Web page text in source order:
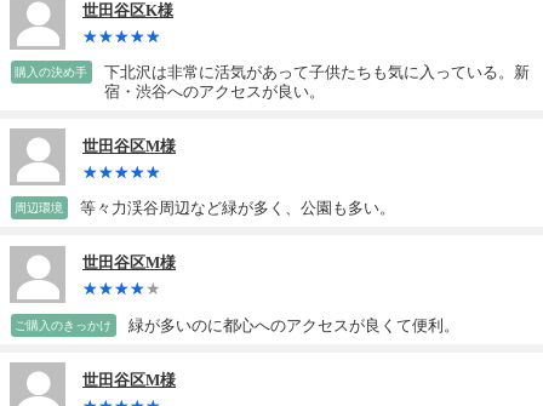
世田谷区K様
購入の決め手
下北沢は非常に活気があって子供たちも気に入っている。新
宿・渋谷へのアクセスが良い。
世田谷区M様
周辺環境 等々力渓谷周辺など緑が多く、公園も多い。
世田谷区M様
ご購入のきっかけ 緑が多いのに都心へのアクセスが良くて便利。
世田谷区M様